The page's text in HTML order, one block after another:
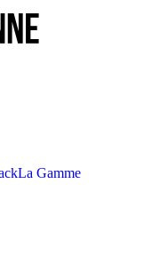
La Gamme